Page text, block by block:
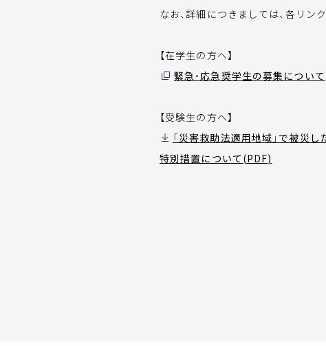
なお、詳細につきましては、各リン
【在学生の方へ】
緊急・応急奨学生の募集について
【受験生の方へ】
「災害救助法適用地域」で被災
特別措置について(PDF)